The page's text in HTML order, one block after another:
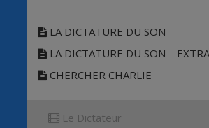
LA DICTATURE DU SON
LA DICTATURE DU SON –
CHERCHER CHARLIE
Le Dictateur